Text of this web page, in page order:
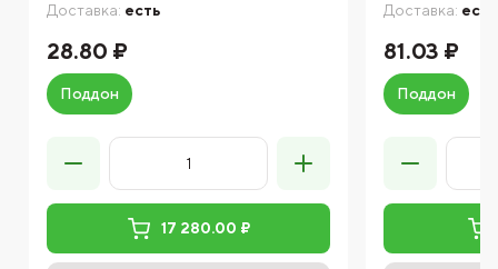
Доставка: есть
28.80 ₽
Поддон
17 280.00 ₽
Доставка: есть
81.03 ₽
Поддон